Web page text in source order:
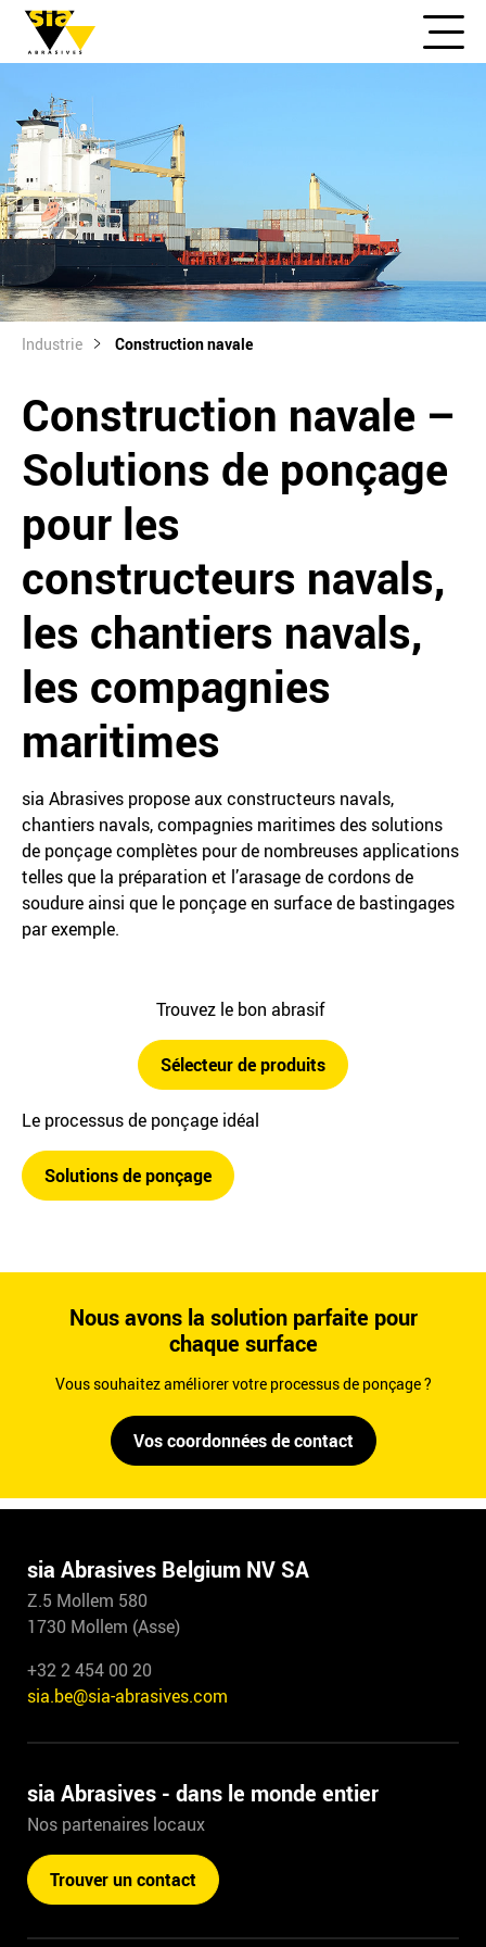
Industrie Construction navale
Construction navale –
Solutions de ponçage
pour les
constructeurs navals,
les chantiers navals,
les compagnies
maritimes
sia Abrasives propose aux constructeurs navals,
chantiers navals, compagnies maritimes des solutions
de ponçage complètes pour de nombreuses applications
telles que la préparation et l’arasage de cordons de
soudure ainsi que le ponçage en surface de bastingages
par exemple.
Trouvez le bon abrasif
Sélecteur de produits
Le processus de ponçage idéal
Solutions de ponçage
Nous avons la solution parfaite pour
chaque surface
Vous souhaitez améliorer votre processus de ponçage ?
Vos coordonnées de contact
sia Abrasives Belgium NV SA
Z.5 Mollem 580
1730 Mollem (Asse)
+32 2 454 00 20
sia.be@sia-abrasives.com
sia Abrasives - dans le monde entier
Nos partenaires locaux
Trouver un contact